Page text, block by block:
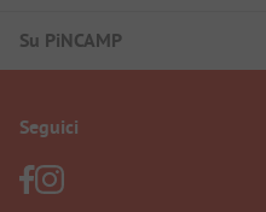
Su PiNCAMP
Seguici